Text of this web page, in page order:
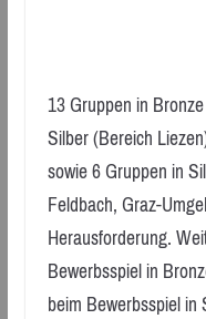
13 Gruppen in
Silber (Bereich
sowie 6 Gruppen in
Feldbach, Graz-
Herausforderung.
Bewerbsspiel in
beim Bewerbsspiel